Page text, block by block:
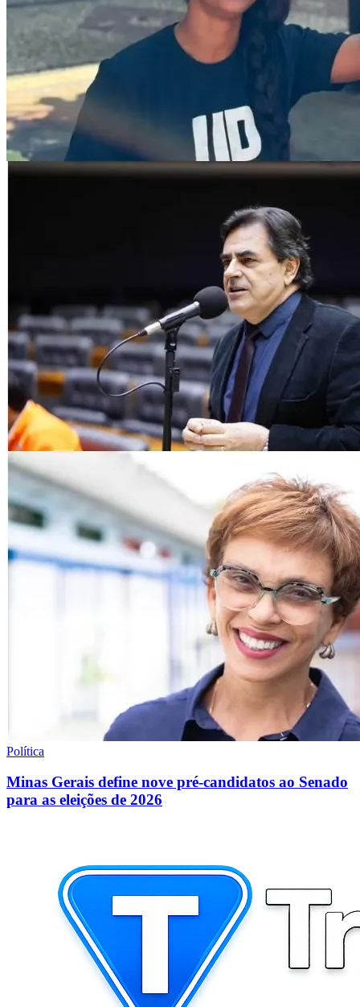
Política
Minas Gerais define nove pré-candidatos ao Senado
para as eleições de 2026